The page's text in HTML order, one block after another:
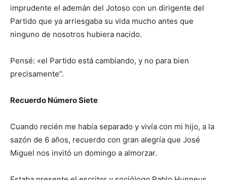
imprudente el ademán del Jotoso con un dirigente del
Partido que ya arriesgaba su vida mucho antes que
ninguno de nosotros hubiera nacido.
Pensé: «el Partido está cambiando, y no para bien
precisamente”.
Recuerdo Número Siete
Cuando recién me había separado y vivía con mi hijo, a la
sazón de 6 años, recuerdo con gran alegría que José
Miguel nos invitó un domingo a almorzar.